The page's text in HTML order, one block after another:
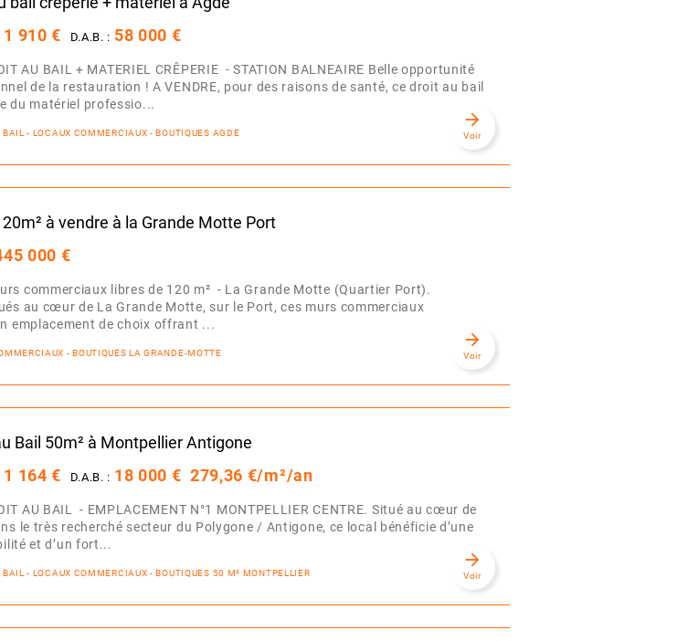
1 910 € D.A.B. : 58 000 €
AU BAIL + MATERIEL CRÊPERIE - STATION BALNEAIRE Belle opportunité
de la restauration ! A VENDRE, pour des raisons de santé, ce droit au bail
du matériel professio...
- LOCAUX COMMERCIAUX - BOUTIQUES AGDE
arrow_forward
Voir
à vendre à la Grande Motte Port
000 €
commerciaux libres de 120 m² - La Grande Motte (Quartier Port).
au cœur de La Grande Motte, sur le Port, ces murs commerciaux
emplacement de choix offrant ...
- BOUTIQUES LA GRANDE-MOTTE
arrow_forward
Voir
Bail 50m² à Montpellier Antigone
1 164 € D.A.B. : 18 000 € 279,36 €/m²/an
AU BAIL - EMPLACEMENT N°1 MONTPELLIER CENTRE. Situé au cœur de
le très recherché secteur du Polygone / Antigone, ce local bénéficie d’une
et d’un fort...
- LOCAUX COMMERCIAUX - BOUTIQUES 50 M² MONTPELLIER
arrow_forward
Voir